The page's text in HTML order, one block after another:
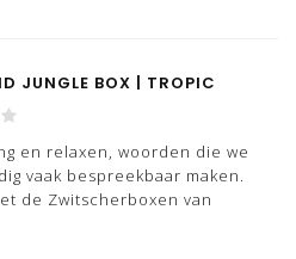
Copper oplaadbare birdy box is
een succes, of het nou op
JUNGLE BOX | TROPIC
en relaxen, woorden die we
vaak bespreekbaar maken.
de Zwitscherboxen van
beschikbaar.